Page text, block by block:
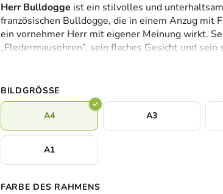
Produktbewertung
ist
0,0
von
Herr Bulldogge ist ein stilvolles und
französischen Bulldogge, die in einem Anzug mit
ein vornehmer Herr mit eigener Meinung wirkt.
„Fledermausohren”, sein flaches Gesicht und
bilden in Kombination mit dem dunklen
Wohnzimmer, das Arbeitszimmer oder einen
Individualität, Design und ein wenig Hundehumor
BILDGRÖSSE
A4 A3
A1
FARBE DES RAHMENS